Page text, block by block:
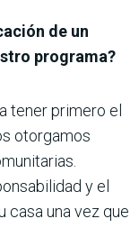
de un
programa?
tener primero el
otorgamos
y el
casa una vez que